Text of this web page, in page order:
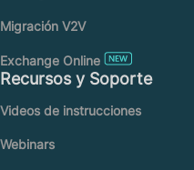
Migración V2V
Exchange Online
Recursos y Soporte
Videos de instrucciones
Webinars